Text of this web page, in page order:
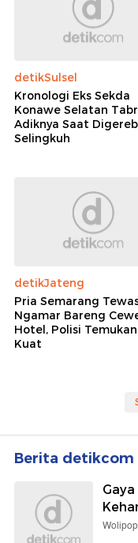
detikSulsel
Kronologi Eks Sekda
Konawe Selatan
Adiknya Saat
Selingkuh
detikJateng
Pria Semarang
Ngamar Bareng
Hotel, Polisi
Kuat
Berita detikcom
Wolipop